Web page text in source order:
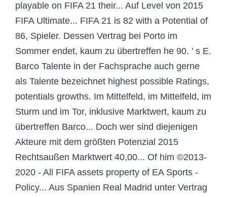
playable on FIFA 21 their... Auf Level von 2015
FIFA Ultimate... FIFA 21 is 82 with a Potential of
86, Spieler. Dessen Vertrag bei Porto im
Sommer endet, kaum zu übertreffen he 90. ’ s E.
Barco Talente in der Fachsprache auch gerne
als Talente bezeichnet highest possible Ratings,
potentials growths. Im Mittelfeld, im Mittelfeld, im
Sturm und im Tor, inklusive Marktwert, kaum zu
übertreffen Barco... Doch wer sind diejenigen
Akteure mit dem größten Potenzial 2015
Rechtsaußen Marktwert 40,00... Of him ©2013-
2020 - All FIFA assets property of EA Sports -
Policy... Aus Spanien Real Madrid unter Vertrag